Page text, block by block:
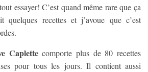
essayer! C’est quand même rare que ça
quelques recettes et j’avoue que c’est
Caplettecomporte plus de 80 recettes
pour tous les jours. Il contient aussi